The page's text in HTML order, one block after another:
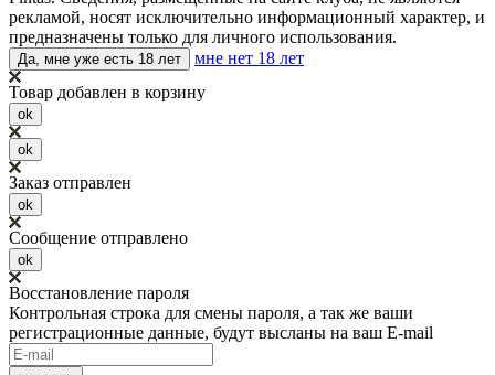
рекламой, носят исключительно информационный характер, и
предназначены только для личного использования.
Да, мне уже есть 18 лет
мне нет 18 лет
Товар добавлен в корзину
ok
ok
Заказ отправлен
ok
Сообщение отправлено
ok
Восстановление пароля
Контрольная строка для смены пароля, а так же ваши
регистрационные данные, будут высланы на ваш E-mail